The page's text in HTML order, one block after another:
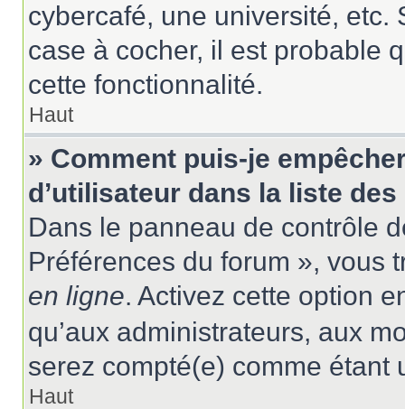
cybercafé, une université, etc.
case à cocher, il est probable
cette fonctionnalité.
Haut
» Comment puis-je
d’utilisateur dans la liste
Dans le panneau de contrôle
Préférences du forum », vous
en ligne. Activez cette option
qu’aux administrateurs, aux
serez compté(e) comme étant
Haut